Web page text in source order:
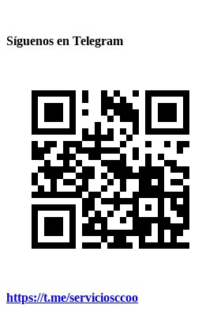
Síguenos en Telegram
https://t.me/serviciosccoo